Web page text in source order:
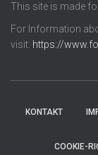
This site is made
For Information
visit: https://
KONTAKT
COOKIE-